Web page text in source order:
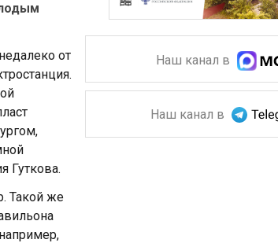
от
Гуткова.
Такой же
Наш канал в
Наш канал в